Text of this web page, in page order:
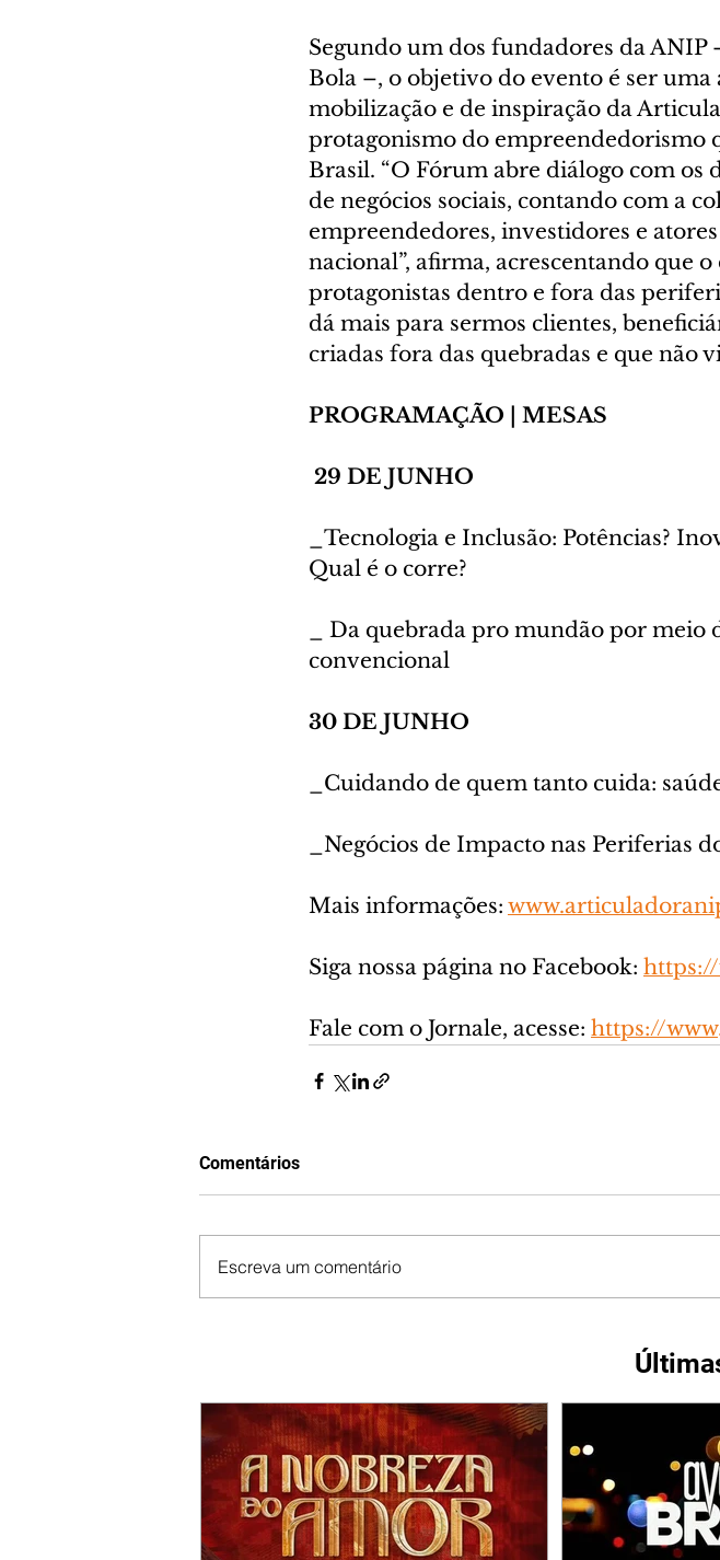
Segundo um dos fundadores da ANIP
Bola –, o objetivo do evento é ser
mobilização e de inspiração da
protagonismo do empreendedorismo
Brasil. “O Fórum abre diálogo com os
de negócios sociais, contando com a
empreendedores, investidores e
nacional”, afirma, acrescentando que
protagonistas dentro e fora das
dá mais para sermos clientes,
criadas fora das quebradas e que não
PROGRAMAÇÃO | MESAS
29 DE JUNHO
_Tecnologia e Inclusão: Potências?
Qual é o corre?
_ Da quebrada pro mundão por meio
convencional
30 DE JUNHO
_Cuidando de quem tanto cuida:
_Negócios de Impacto nas Periferias
Mais informações:
Siga nossa página no Facebook:
Fale com o Jornale, acesse: https://
Comentários
Escreva um comentário